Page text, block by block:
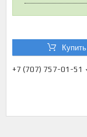
Купить
+7 (707) 757-01-51